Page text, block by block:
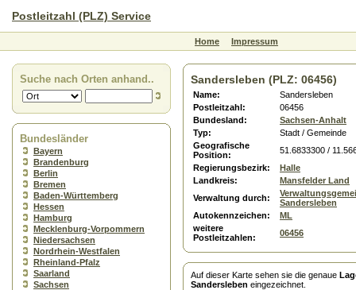
Postleitzahl (PLZ) Service
Home Impressum
Suche nach Orten anhand..
Bundesländer
Bayern
Brandenburg
Berlin
Bremen
Baden-Württemberg
Hessen
Hamburg
Mecklenburg-Vorpommern
Niedersachsen
Nordrhein-Westfalen
Rheinland-Pfalz
Saarland
Sachsen
Sandersleben (PLZ: 06456)
Name:
Sandersleben
Postleitzahl:
06456
Bundesland:
Sachsen-Anhalt
Typ:
Stadt / Gemeinde
Geografische
Position:
51.6833300 /
Regierungsbezirk:
Halle
Landkreis:
Mansfelder Land
Verwaltung durch:
Sandersleben
Autokennzeichen:
ML
weitere
Postleitzahlen:
06456
Auf dieser Karte sehen sie die genaue
Sandersleben eingezeichnet.